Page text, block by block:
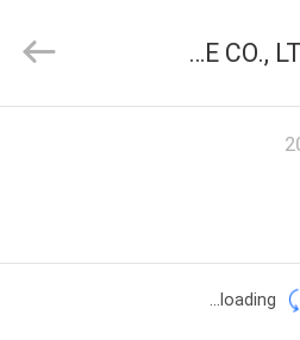
الصين VEDALI HARDWARE CO., LTD أخبار الشركة
loading...